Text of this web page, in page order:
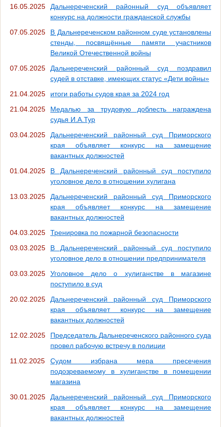
16.05.2025
Дальнереченский районный суд объявляет
конкурс на должности гражданской службы
07.05.2025
В Дальнереченском районном суде установлены
стенды, посвящённые памяти участников
Великой Отечественной войны
07.05.2025
Дальнереченский районный суд поздравил
судей в отставке, имеющих статус «Дети войны»
21.04.2025
итоги работы судов края за 2024 год
21.04.2025
Медалью за трудовую доблесть награждена
судья И.А.Тур
03.04.2025
Дальнереченский районный суд Приморского
края объявляет конкурс на замещение
вакантных должностей
01.04.2025
В Дальнереченский районный суд поступило
уголовное дело в отношении хулигана
13.03.2025
Дальнереченский районный суд Приморского
края объявляет конкурс на замещение
вакантных должностей
04.03.2025
Тренировка по пожарной безопасности
03.03.2025
В Дальнереченский районный суд поступило
уголовное дело в отношении предпринимателя
03.03.2025
Уголовное дело о хулиганстве в магазине
поступило в суд
20.02.2025
Дальнереченский районный суд Приморского
края объявляет конкурс на замещение
вакантных должностей
12.02.2025
Председатель Дальнереченского районного суда
провел рабочую встречу в полиции
11.02.2025
Судом избрана мера пресечения
подозреваемому в хулиганстве в помещении
магазина
30.01.2025
Дальнереченский районный суд Приморского
края объявляет конкурс на замещение
вакантных должностей